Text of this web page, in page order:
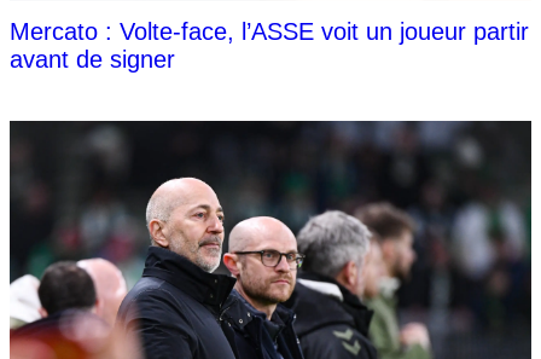
Mercato : Volte-face, l’ASSE voit un joueur partir
avant de signer